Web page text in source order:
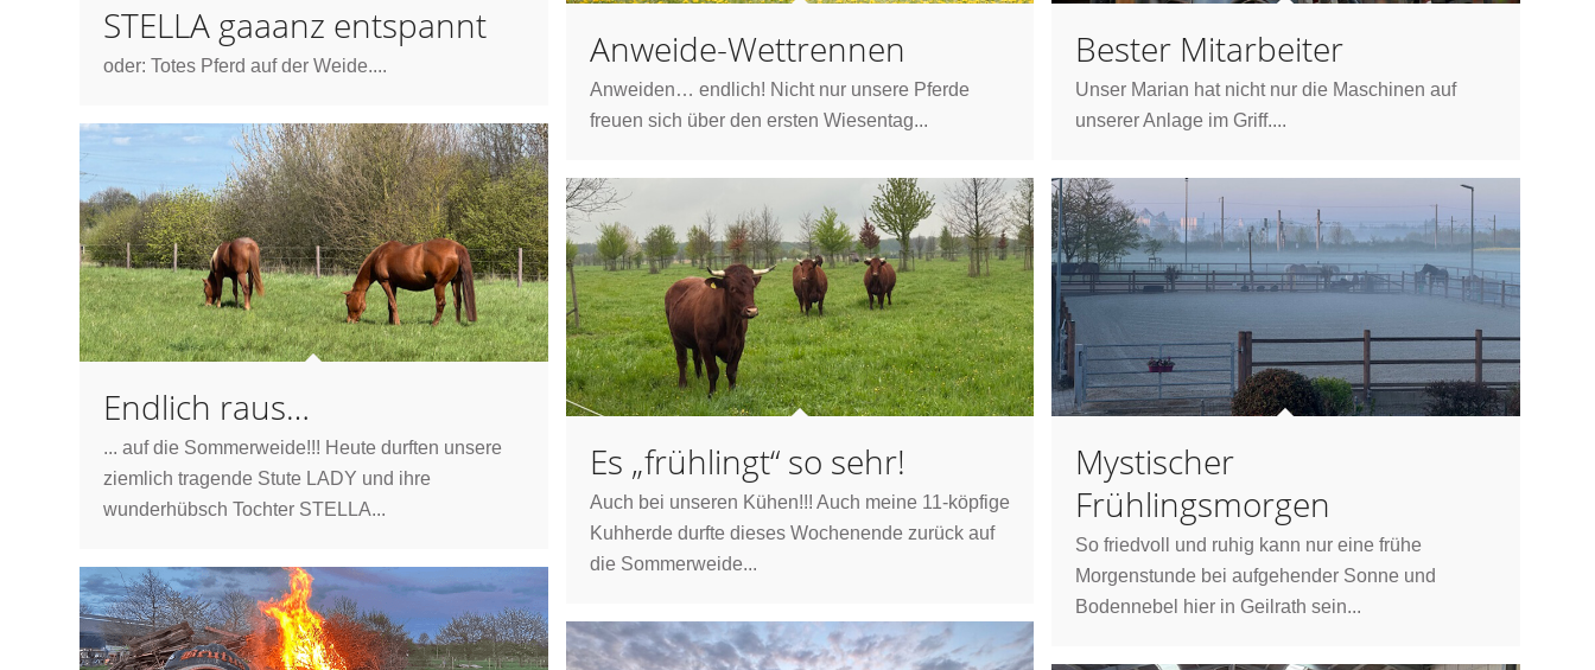
STELLA gaaanz entspannt
oder: Totes Pferd auf der Weide.... Anweide-Wettrennen
Anweiden… endlich! Nicht nur unsere Pferde
freuen sich über den ersten Wiesentag...
Bester Mitarbeiter
Unser Marian hat nicht nur die Maschinen auf
unserer Anlage im Griff....
Endlich raus…
... auf die Sommerweide!!! Heute durften unsere
ziemlich tragende Stute LADY und ihre
wunderhübsch Tochter STELLA...
Es „frühlingt“ so sehr!
Auch bei unseren Kühen!!! Auch meine 11-köpfige
Kuhherde durfte dieses Wochenende zurück auf
die Sommerweide...
Mystischer
Frühlingsmorgen
So friedvoll und ruhig kann nur eine frühe
Morgenstunde bei aufgehender Sonne und
Bodennebel hier in Geilrath sein...